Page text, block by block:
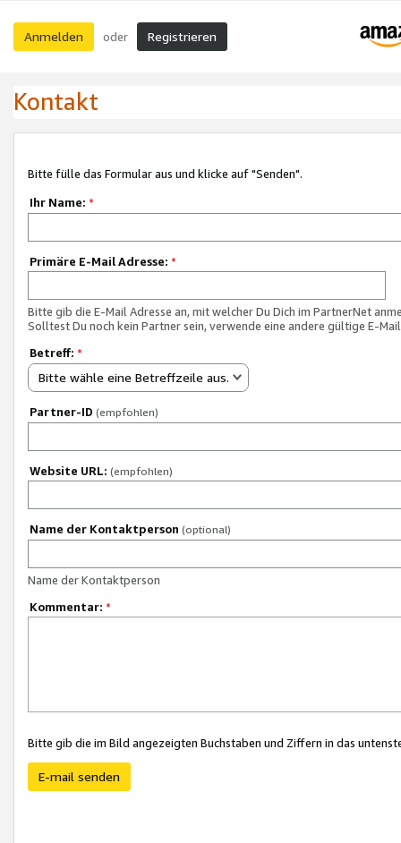
Anmelden oder Registrieren
Kontakt
Bitte fülle das Formular aus und klicke auf "Senden".
Ihr Name: *
Primäre E-Mail Adresse: *
Bitte gib die E-Mail Adresse an, mit welcher Du Dich im PartnerNet
Solltest Du noch kein Partner sein, verwende eine andere gültige E-
Betreff: *
Bitte wähle eine Betreffzeile aus.
Partner-ID (empfohlen)
Website URL: (empfohlen)
Name der Kontaktperson (optional)
Name der Kontaktperson
Kommentar: *
Bitte gib die im Bild angezeigten Buchstaben und Ziffern in das
E-mail senden